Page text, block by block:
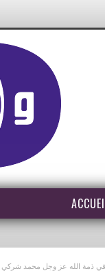
في ذمة الله عز وجل محمد شركي